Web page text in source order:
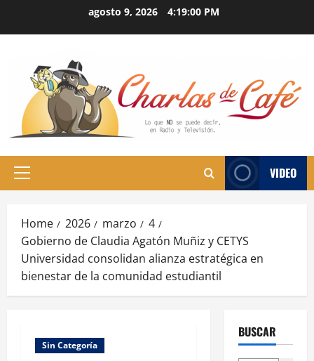
agosto 9, 2026 4:19:00 PM
Primary
VIDEO
Home 2026 marzo
4
Gobierno de Claudia Agatón Muñiz y CETYS
Universidad consolidan alianza estratégica en
bienestar de la comunidad estudiantil
Sin Categoría
BUSCAR